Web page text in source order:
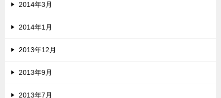
2014年3月
2014年1月
2013年12月
2013年9月
2013年7月